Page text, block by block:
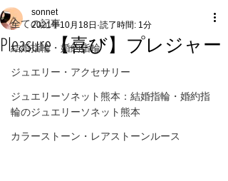
全ての記事
結婚指輪・婚約指輪
ジュエリー・アクセサリー
ジュエリーソネット熊本：結婚指輪・婚約指
輪のジュエリーソネット熊本
カラーストーン・レアストーンルース
Pleasure【喜び】プレジャー
sonnet
2021年10月18日 読了時間: 1分